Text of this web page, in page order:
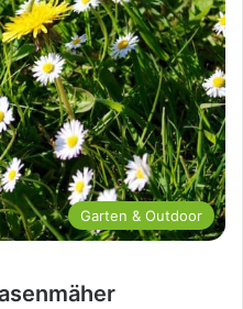
Garten & Outdoor